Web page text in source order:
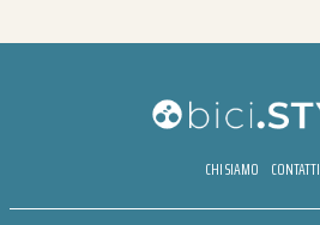
CHI SIAMO CONTATTI